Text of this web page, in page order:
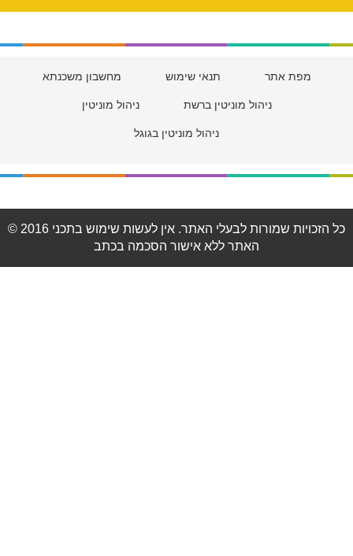
מפת אתר תנאי שימוש מחשבון משכנתא
ניהול מוניטין ברשת ניהול מוניטין
ניהול מוניטין בגוגל
© 2016 כל הזכויות שמורות לבעלי האתר. אין לעשות שימוש בתכני
האתר ללא אישור הסכמה בכתב